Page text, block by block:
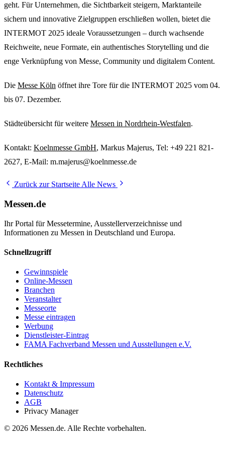
geht. Für Unternehmen, die Sichtbarkeit steigern, Marktanteile
sichern und innovative Zielgruppen erschließen wollen, bietet die
INTERMOT 2025 ideale Voraussetzungen – durch wachsende
Reichweite, neue Formate, ein authentisches Storytelling und die
enge Verknüpfung von Messe, Community und digitalem Content.
Die Messe Köln öffnet ihre Tore für die INTERMOT 2025 vom 04.
bis 07. Dezember.
Städteübersicht für weitere Messen in Nordrhein-Westfalen.
Kontakt: Koelnmesse GmbH, Markus Majerus, Tel: +49 221 821-
2627, E-Mail: m.majerus@koelnmesse.de
Zurück zur Startseite Alle News
Messen.de
Ihr Portal für Messetermine, Ausstellerverzeichnisse und
Informationen zu Messen in Deutschland und Europa.
Schnellzugriff
Gewinnspiele
Online-Messen
Branchen
Veranstalter
Messeorte
Messe eintragen
Werbung
Dienstleister-Eintrag
FAMA Fachverband Messen und Ausstellungen e.V.
Rechtliches
Kontakt & Impressum
Datenschutz
AGB
Privacy Manager
© 2026 Messen.de. Alle Rechte vorbehalten.